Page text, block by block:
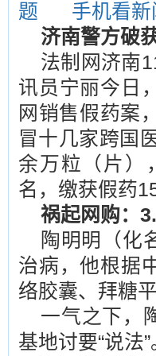
题 手机看新
济南警方破
法制网济南
讯员宁丽今日
网销售假药案
冒十几家跨国
余万粒（片）
名，缴获假药
祸起网购：
陶明明（化
治病，他根据
络胶囊、拜糖
一气之下，
基地讨要“说法”